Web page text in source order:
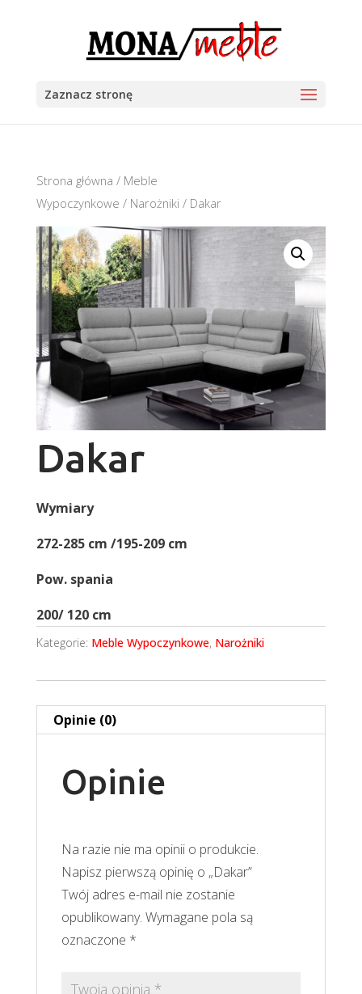
Zaznacz stronę
Strona główna / Meble
Wypoczynkowe / Narożniki / Dakar
Dakar
Wymiary
272-285 cm /195-209 cm
Pow. spania
200/ 120 cm
Kategorie: Meble Wypoczynkowe, Narożniki
Opinie (0)
Opinie
Na razie nie ma opinii o produkcie.
Napisz pierwszą opinię o „Dakar”
Twój adres e-mail nie zostanie
opublikowany. Wymagane pola są
oznaczone *